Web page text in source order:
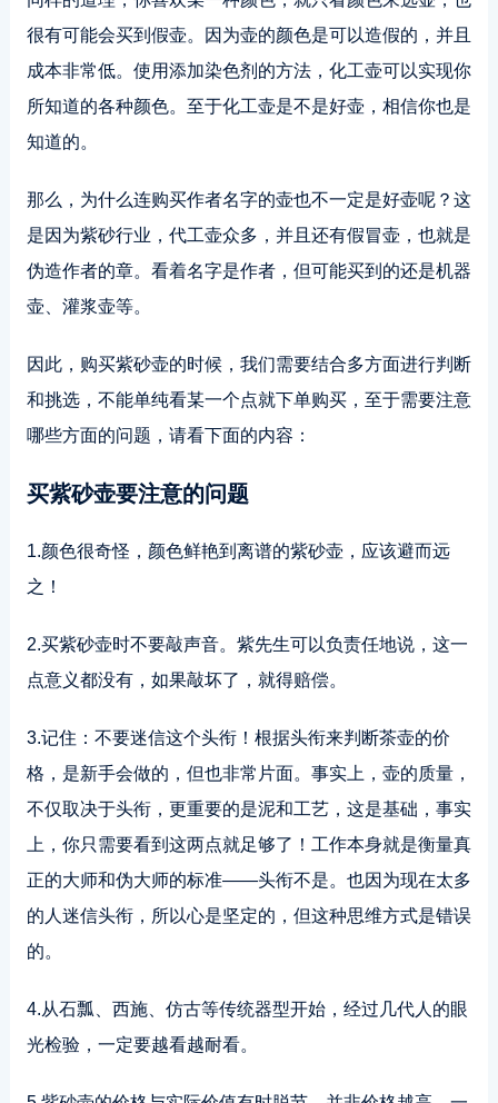
很有可能会买到假壶。因为壶的颜色是可以造假的，并且
成本非常低。使用添加染色剂的方法，化工壶可以实现你
所知道的各种颜色。至于化工壶是不是好壶，相信你也是
知道的。
那么，为什么连购买作者名字的壶也不一定是好壶呢？这
是因为紫砂行业，代工壶众多，并且还有假冒壶，也就是
伪造作者的章。看着名字是作者，但可能买到的还是机器
壶、灌浆壶等。
因此，购买紫砂壶的时候，我们需要结合多方面进行判断
和挑选，不能单纯看某一个点就下单购买，至于需要注意
哪些方面的问题，请看下面的内容：
买紫砂壶要注意的问题
1.颜色很奇怪，颜色鲜艳到离谱的紫砂壶，应该避而远
之！
2.买紫砂壶时不要敲声音。紫先生可以负责任地说，这一
点意义都没有，如果敲坏了，就得赔偿。
3.记住：不要迷信这个头衔！根据头衔来判断茶壶的价
格，是新手会做的，但也非常片面。事实上，壶的质量，
不仅取决于头衔，更重要的是泥和工艺，这是基础，事实
上，你只需要看到这两点就足够了！工作本身就是衡量真
正的大师和伪大师的标准——头衔不是。也因为现在太多
的人迷信头衔，所以心是坚定的，但这种思维方式是错误
的。
4.从石瓢、西施、仿古等传统器型开始，经过几代人的眼
光检验，一定要越看越耐看。